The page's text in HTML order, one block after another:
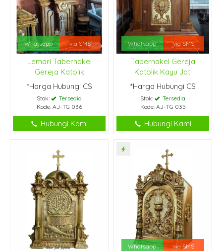
Whatsapp via SMS
Lemari Tabernakel
Gereja Katolik
*Harga Hubungi CS
Stok:
Tersedia
Kode: AJ-TG 036
Hubungi Kami
Whatsapp via SMS
Tabernakel Gereja
Katolik Kayu Jati
*Harga Hubungi CS
Stok:
Tersedia
Kode: AJ-TG 035
Hubungi Kami
Whatsapp via SMS